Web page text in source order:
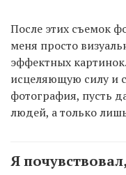
После этих съемок
меня просто
эффектных
исцеляющую силу и
фотография, пусть
людей, а только
Я